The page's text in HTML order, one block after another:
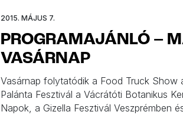
2015. MÁJUS 7.
PROGRAMAJÁNLÓ –
VASÁRNAP
Vasárnap folytatódik a Food Truck Show
Palánta Fesztivál a Vácrátóti Botanikus
Napok, a Gizella Fesztivál Veszprémben